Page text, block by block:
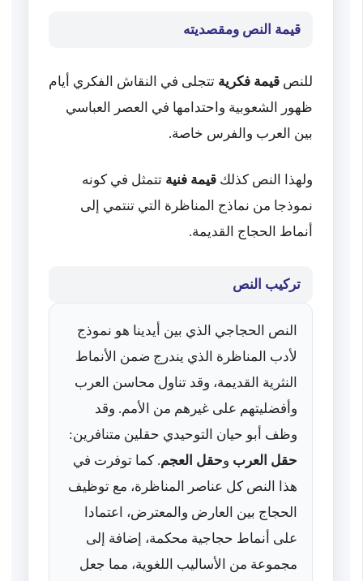
قيمة النص ومقصديته
للنص قيمة فكرية تتجلى في النقاش الفكري أيام
ظهور الشعوبية واحتدامها في العصر العباسي
بين العرب والفرس خاصة.
ولهذا النص كذلك قيمة فنية تتمثل في كونه
نموذجا من نماذج المناظرة التي تنتمي إلى
أنماط الحجاج القديمة.
تركيب النص
النص الحجاجي الذي بين أيدينا هو نموذج
لأدب المناظرة الذي يندرج ضمن الأنماط
النثرية القديمة، وقد تناول محاسن العرب
وأفضليتهم على غيرهم من الأمم. وقد
وظف أبو حيان التوحيدي حقلين متنافرين:
حقل العرب وحقل العجم. كما توفرت في
هذا النص كل عناصر المناظرة، مع توظيف
الحجاج بين العارض والمعترض، اعتمادا
على أنماط حجاجية محكمة، إضافة إلى
مجموعة من الأساليب اللغوية، مما جعل